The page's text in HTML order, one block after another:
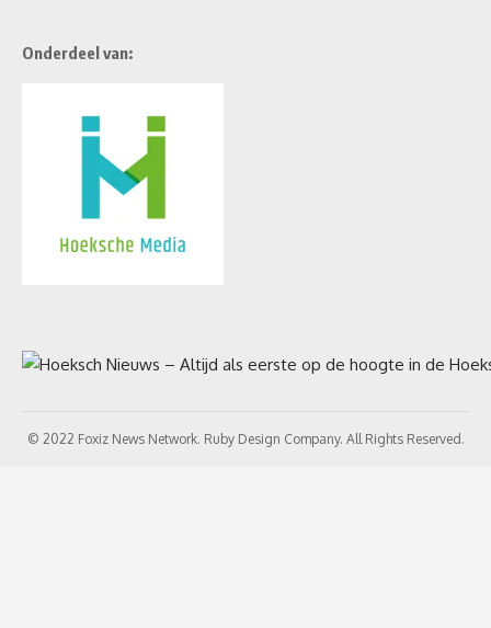
Onderdeel van:
© 2022 Foxiz News Network. Ruby Design Company. All Rights Reserved.